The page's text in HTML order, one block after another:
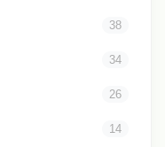
38
34
26
14